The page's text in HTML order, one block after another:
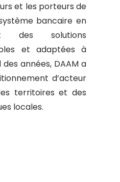
et les porteurs de
bancaire en
des solutions
et adaptées à
années, DAAM a
d’acteur
territoires et des
locales.